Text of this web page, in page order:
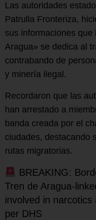
Las autoridades
Patrulla Fronteriza,
sus informaciones
Aragua» se dedica al
contrabando de
y minería ilegal.
Recordaron que las
han arrestado a
banda creada por el
ciudades, destacando
rutas migratorias.
BREAKING:
Tren de Aragua-
involved in
per DHS